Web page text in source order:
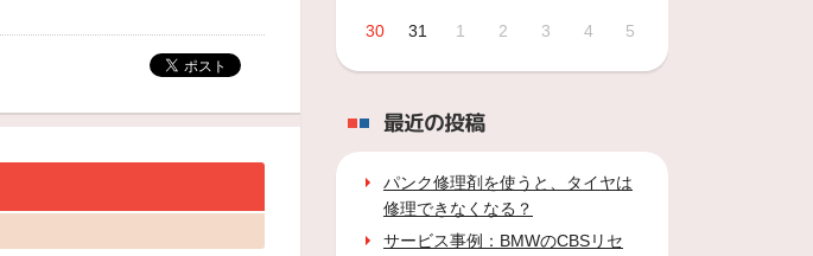
30
31 1 2 3 4 5
最近の投稿
パンク修理剤を使うと、タイヤは
修理できなくなる？
サービス事例：BMWのCBSリセ